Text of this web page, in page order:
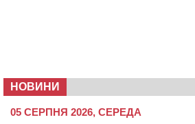
НОВИНИ
05 СЕРПНЯ 2026, СЕРЕДА